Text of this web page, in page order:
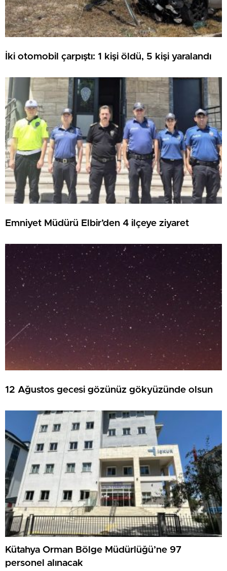
İki otomobil çarpıştı: 1 kişi öldü, 5 kişi yaralandı
Emniyet Müdürü Elbir’den 4 ilçeye ziyaret
12 Ağustos gecesi gözünüz gökyüzünde olsun
Kütahya Orman Bölge Müdürlüğü’ne 97
personel alınacak